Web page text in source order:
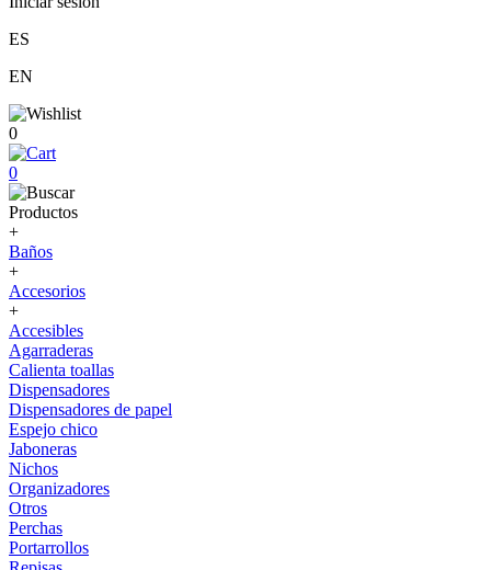
ES
EN
0
0
Productos
+
Baños
+
Accesorios
+
Accesibles
Agarraderas
Calienta toallas
Dispensadores
Dispensadores de papel
Espejo chico
Jaboneras
Nichos
Organizadores
Otros
Perchas
Portarrollos